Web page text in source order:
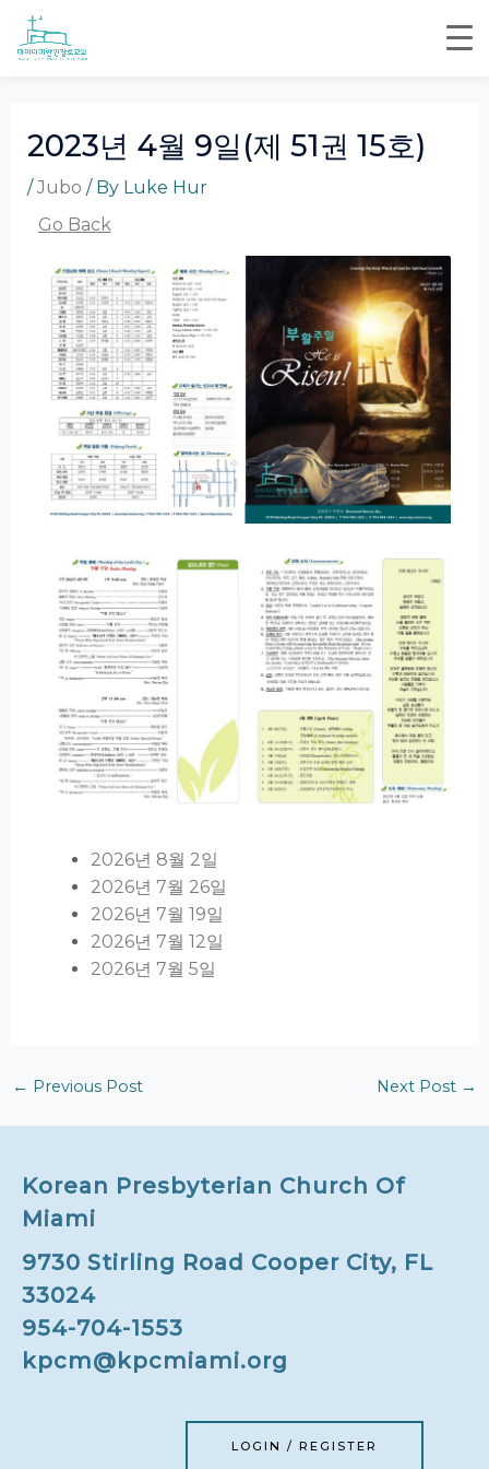
Skip
content
2023년 4월 9일(제 51권 15호)
/Jubo / By Luke Hur
Go Back
2026년 8월 2일
2026년 7월 26일
2026년 7월 19일
2026년 7월 12일
2026년 7월 5일
Post
navigation
← Previous Post Next Post →
Korean Presbyterian Church Of
Miami
9730 Stirling Road Cooper City, FL
33024
954-704-1553
kpcm@kpcmiami.org
LOGIN / REGISTER